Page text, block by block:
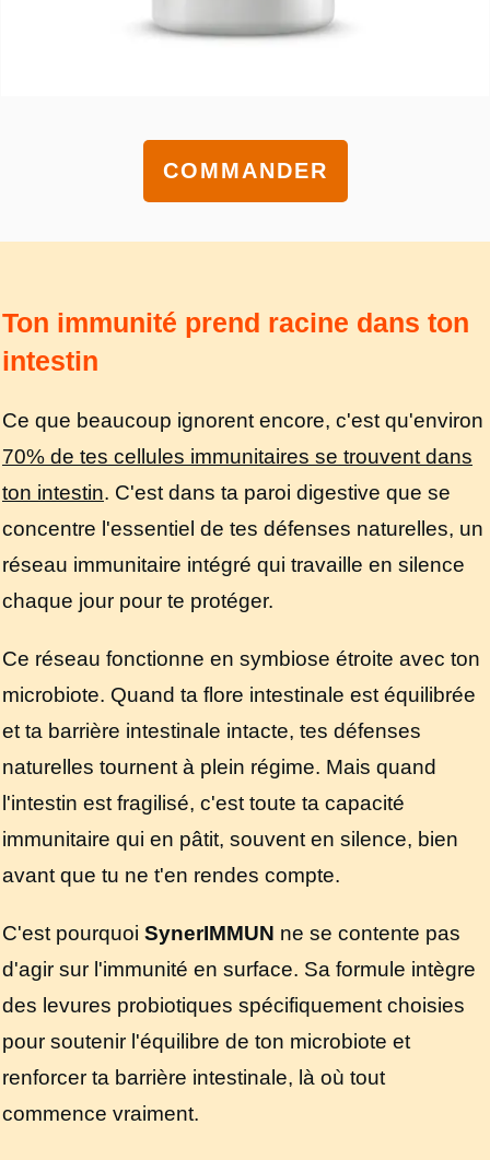
COMMANDER
Ton immunité prend racine dans ton
intestin
Ce que beaucoup ignorent encore, c'est qu'environ
70% de tes cellules immunitaires se trouvent dans
ton intestin. C'est dans ta paroi digestive que se
concentre l'essentiel de tes défenses naturelles, un
réseau immunitaire intégré qui travaille en silence
chaque jour pour te protéger.
Ce réseau fonctionne en symbiose étroite avec ton
microbiote. Quand ta flore intestinale est équilibrée
et ta barrière intestinale intacte, tes défenses
naturelles tournent à plein régime. Mais quand
l'intestin est fragilisé, c'est toute ta capacité
immunitaire qui en pâtit, souvent en silence, bien
avant que tu ne t'en rendes compte.
C'est pourquoi SynerIMMUN ne se contente pas
d'agir sur l'immunité en surface. Sa formule intègre
des levures probiotiques spécifiquement choisies
pour soutenir l'équilibre de ton microbiote et
renforcer ta barrière intestinale, là où tout
commence vraiment.